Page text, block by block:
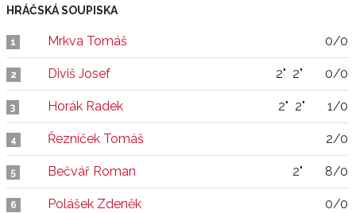
HRÁČSKÁ SOUPISKA
1 Mrkva Tomáš 0/0
2 Diviš Josef 2" 2" 0/0
3 Horák Radek 2" 2" 1/0
4 Řezníček Tomáš 2/0
5 Bečvář Roman 2" 8/0
6 Polášek Zdeněk 0/0